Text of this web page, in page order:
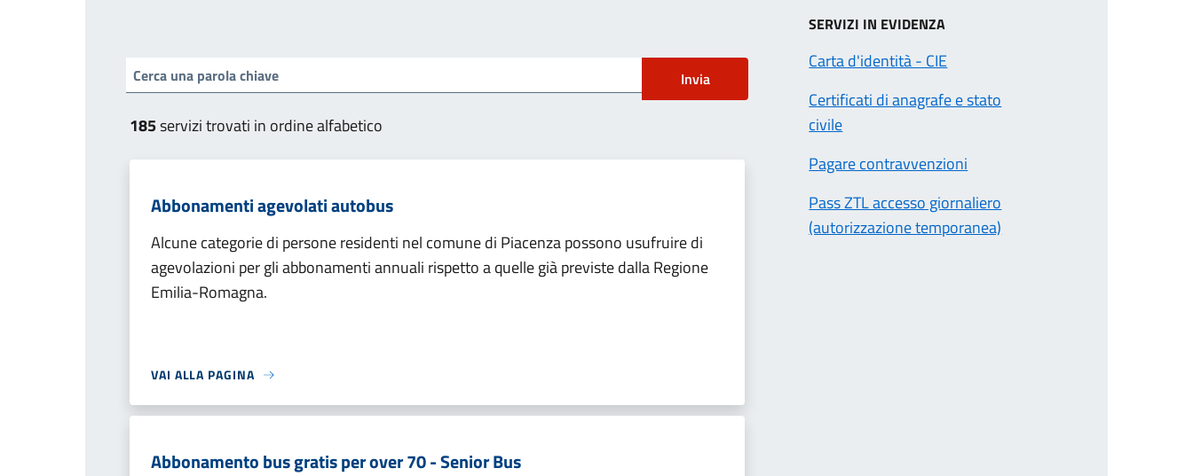
Invia
185servizi trovati in ordine alfabetico
Abbonamenti agevolati autobus
Alcune categorie di persone residenti nel comune di Piacenza possono usufruire di
agevolazioni per gli abbonamenti annuali rispetto a quelle già previste dalla Regione
Emilia-Romagna.
VAI ALLA PAGINA
Abbonamento bus gratis per over 70 - Senior Bus
SERVIZI IN EVIDENZA
Carta d'identità - CIE
Certificati di anagrafe e stato
civile
Pagare contravvenzioni
Pass ZTL accesso giornaliero
(autorizzazione temporanea)